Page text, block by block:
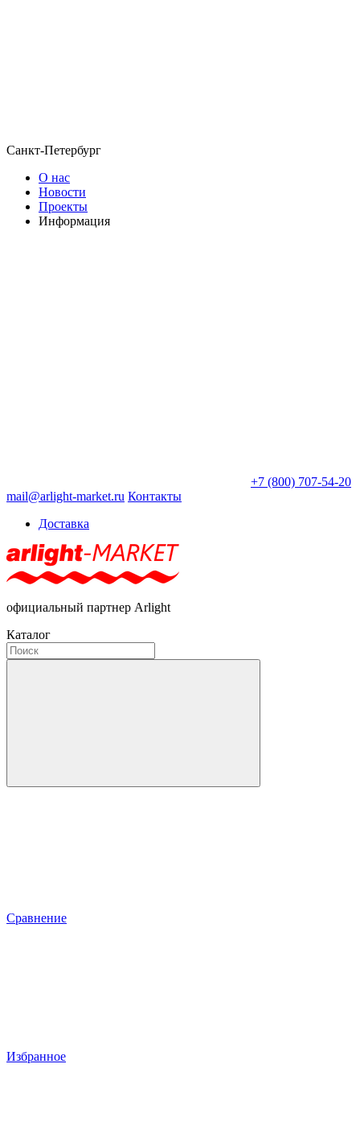
Санкт-Петербург
О нас
Новости
Проекты
Информация
+7 (800) 707-54-20
mail@arlight-market.ru Контакты
Доставка
официальный партнер Arlight
Каталог
Сравнение
Избранное